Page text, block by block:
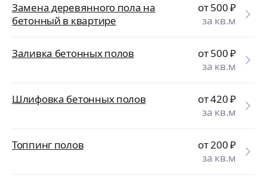
Замена деревянного пола на
бетонный в квартире
от 500₽
за кв.м
Заливка бетонных полов от 500₽
за кв.м
Шлифовка бетонных полов от 420₽
за кв.м
Топпинг полов от 200₽
за кв.м